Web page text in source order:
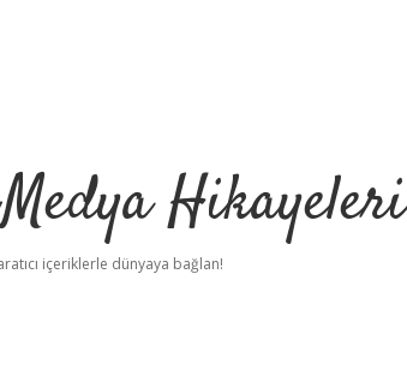
Hikayeleri
içeriklerle dünyaya bağlan!